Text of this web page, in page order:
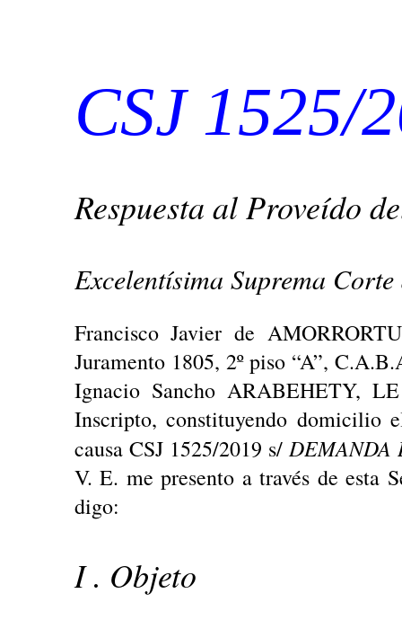
CSJ 1525/
Respuesta al Proveído
Excelentísima Suprema
Francisco Javier de
Juramento 1805, 2º piso “A”,
Ignacio Sancho ARABEHETY,
Inscripto, constituyendo domicilio
causa CSJ 1525/2019 s/ DEMANDA
V. E. me presento a través de esta
digo:
I . Objeto